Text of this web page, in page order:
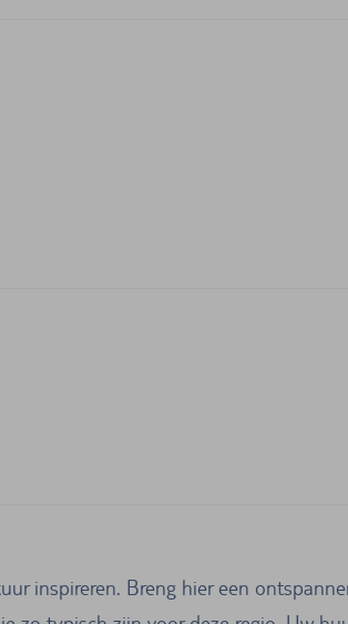
inspireren. Breng hier een